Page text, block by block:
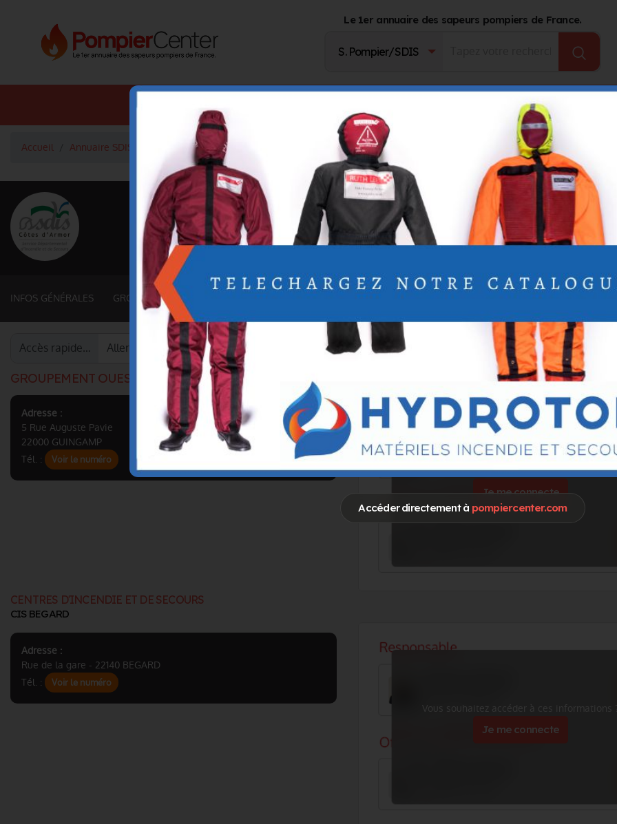
Accéder directement à pompiercenter.com
Le 1er annuaire des sapeurs pompiers de France.
Journal
Accueil Annuaire SDIS Groupements territoriaux (22. CÔTES-D'ARMOR)
< Retour à la liste des SDIS
SDIS Côtes-d'Armor à Saint-Brieuc (22)
DépartementCÔTES-D'ARMOR
6 878 km² - 596 518 habitants
INFOS GÉNÉRALES GROUPEMENTS ET SERVICES FONCTIONNELS
Accès rapide…
GROUPEMENT OUEST
Adresse :
5 Rue Auguste Pavie
22000 GUINGAMP
Tél. :
Voir le numéro
Vous souhaitez accéder à ces informations
Je me connecte
CENTRES D'INCENDIE ET DE SECOURS
CIS BEGARD
Adresse :
Rue de la gare - 22140 BEGARD
Tél. :
Voir le numéro
Vous souhaitez accéder à ces informations
Je me connecte